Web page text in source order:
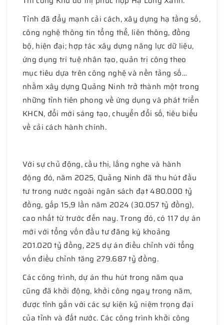
Tỉnh đã đẩy mạnh cải cách, xây dựng hạ tầng số,
công nghệ thông tin tổng thể, liên thông, đồng
bộ, hiện đại; hợp tác xây dựng năng lực dữ liệu,
ứng dụng trí tuệ nhân tạo, quản trị công theo
mục tiêu dựa trên công nghệ và nền tảng số…
nhằm xây dựng Quảng Ninh trở thành một trong
những tỉnh tiên phong về ứng dụng và phát triển
KHCN, đổi mới sáng tạo, chuyển đổi số, tiêu biểu
về cải cách hành chính.
Với sự chủ động, cầu thị, lắng nghe và hành
động đó, năm 2025, Quảng Ninh đã thu hút đầu
tư trong nước ngoài ngân sách đạt 480.000 tỷ
đồng, gấp 15,9 lần năm 2024 (30.057 tỷ đồng),
cao nhất từ trước đến nay. Trong đó, có 117 dự án
mới với tổng vốn đầu tư đăng ký khoảng
201.020 tỷ đồng, 225 dự án điều chỉnh với tổng
vốn điều chỉnh tăng 279.687 tỷ đồng.
Các công trình, dự án thu hút trong năm qua
cũng đã khởi động, khởi công ngay trong năm,
được tỉnh gắn với các sự kiện kỷ niệm trọng đại
của tỉnh và đất nước. Các công trình khởi công